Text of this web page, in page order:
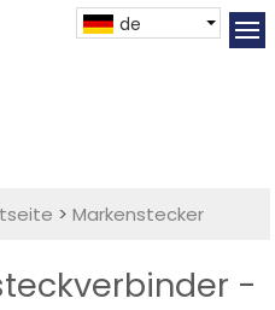
de
>Markenstecker
-